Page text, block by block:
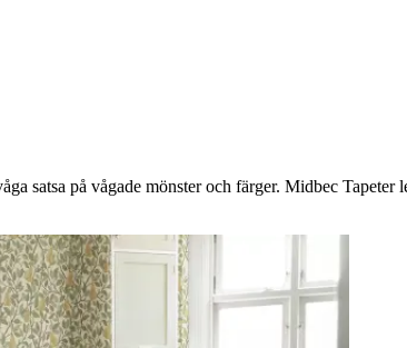
satsa på vågade mönster och färger. Midbec